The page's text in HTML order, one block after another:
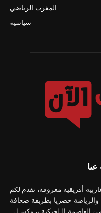
المغرب الرياضي
سياسية
أفريقية معروفة، تقدم لكم
والرياضة حصريا بطريقة صحافة
العاصمة البلجيكية بروكسيل .